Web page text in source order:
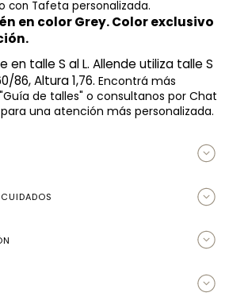
en color Grey. Color exclusivo
en talle S al L. Allende utiliza talle S
86, Altura 1,76. Encontrá más
de talles" o consultanos por Chat
una atención más personalizada.